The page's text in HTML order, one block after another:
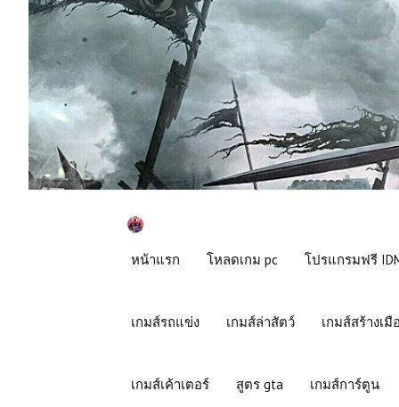
หน้าแรก โหลดเกม pc โปรแกรมฟรี
เกมส์รถแข่ง เกมส์ล่าสัตว์ เกมส์สร้างเมื
เกมส์เค้าเตอร์ สูตร gta เกมส์การ์ตูน